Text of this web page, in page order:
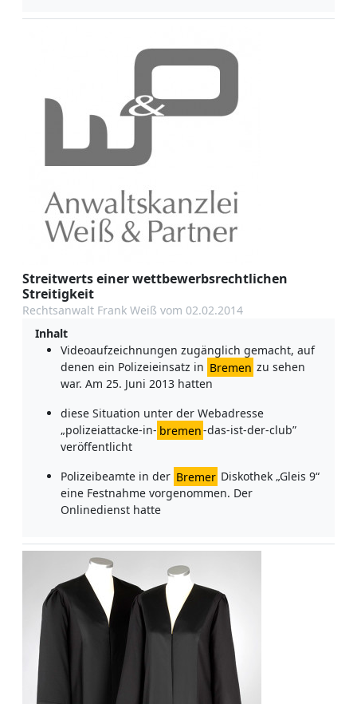
Streitwerts einer wettbewerbsrechtlichen
Streitigkeit
Rechtsanwalt Frank Weiß vom 02.02.2014
Inhalt
Videoaufzeichnungen zugänglich gemacht, auf
denen ein Polizeieinsatz in Bremen zu sehen
war. Am 25. Juni 2013 hatten
diese Situation unter der Webadresse
„polizeiattacke-in- bremen-das-ist-der-club”
veröffentlicht
Polizeibeamte in der Bremer Diskothek „Gleis 9“
eine Festnahme vorgenommen. Der
Onlinedienst hatte